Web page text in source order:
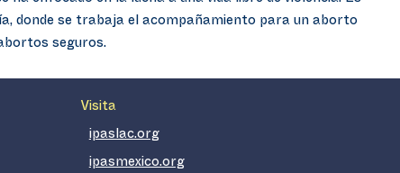
donde se trabaja el acompañamiento para un aborto
seguros.
Visita
ipaslac.org
ipasmexico.org